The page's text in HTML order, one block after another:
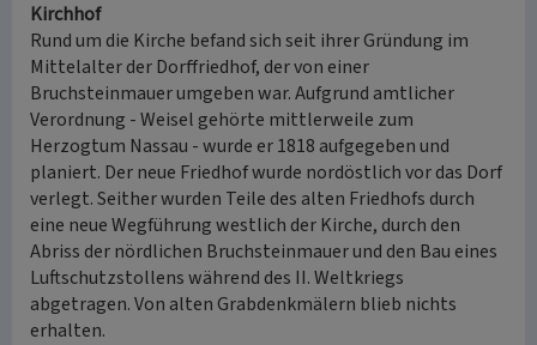
Kirchhof
Rund um die Kirche befand sich seit ihrer Gründung im
Mittelalter der Dorffriedhof, der von einer
Bruchsteinmauer umgeben war. Aufgrund amtlicher
Verordnung - Weisel gehörte mittlerweile zum
Herzogtum Nassau - wurde er 1818 aufgegeben und
planiert. Der neue Friedhof wurde nordöstlich vor das Dorf
verlegt. Seither wurden Teile des alten Friedhofs durch
eine neue Wegführung westlich der Kirche, durch den
Abriss der nördlichen Bruchsteinmauer und den Bau eines
Luftschutzstollens während des II. Weltkriegs
abgetragen. Von alten Grabdenkmälern blieb nichts
erhalten.